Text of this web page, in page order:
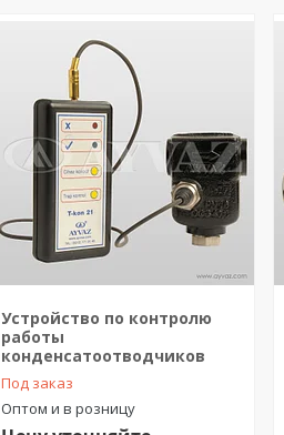
Устройство по контролю
работы
конденсатоотводчиков
Под заказ
Оптом и в розницу